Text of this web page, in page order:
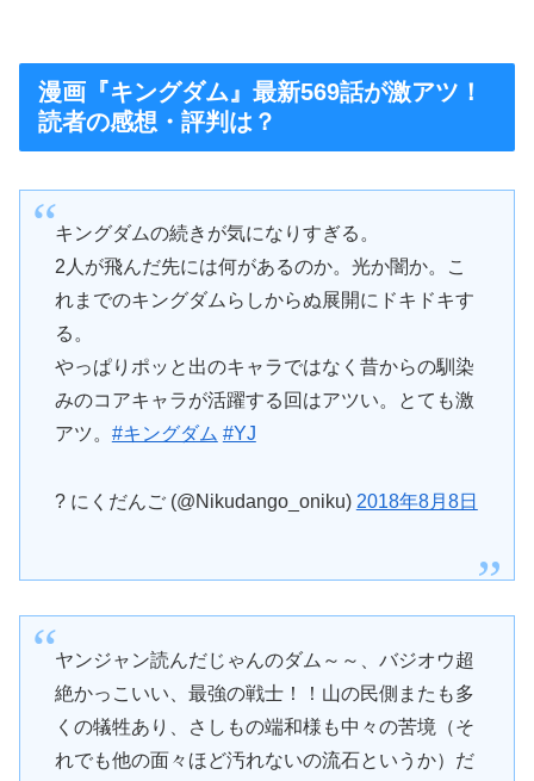
漫画『キングダム』最新569話が激アツ！
読者の感想・評判は？
キングダムの続きが気になりすぎる。
2人が飛んだ先には何があるのか。光か闇か。こ
れまでのキングダムらしからぬ展開にドキドキす
る。
やっぱりポッと出のキャラではなく昔からの馴染
みのコアキャラが活躍する回はアツい。とても激
アツ。 #キングダム #YJ
? にくだんご (@Nikudango_oniku) 2018年8月8日
ヤンジャン読んだじゃんのダム～～、バジオウ超
絶かっこいい、最強の戦士！！山の民側またも多
くの犠牲あり、さしもの端和様も中々の苦境（そ
れでも他の面々ほど汚れないの流石というか）だ